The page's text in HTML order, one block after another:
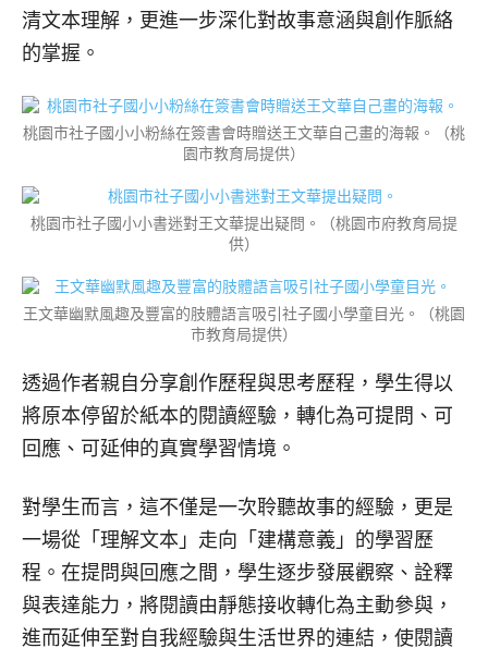
清文本理解，更進一步深化對故事意涵與創作脈絡
的掌握。
桃園市社子國小小粉絲在簽書會時贈送王文華自己畫的海報。（桃
園市教育局提供）
桃園市社子國小小書迷對王文華提出疑問。（桃園市府教育局提
供）
王文華幽默風趣及豐富的肢體語言吸引社子國小學童目光。（桃園
市教育局提供）
透過作者親自分享創作歷程與思考歷程，學生得以
將原本停留於紙本的閱讀經驗，轉化為可提問、可
回應、可延伸的真實學習情境。
對學生而言，這不僅是一次聆聽故事的經驗，更是
一場從「理解文本」走向「建構意義」的學習歷
程。在提問與回應之間，學生逐步發展觀察、詮釋
與表達能力，將閱讀由靜態接收轉化為主動參與，
進而延伸至對自我經驗與生活世界的連結，使閱讀